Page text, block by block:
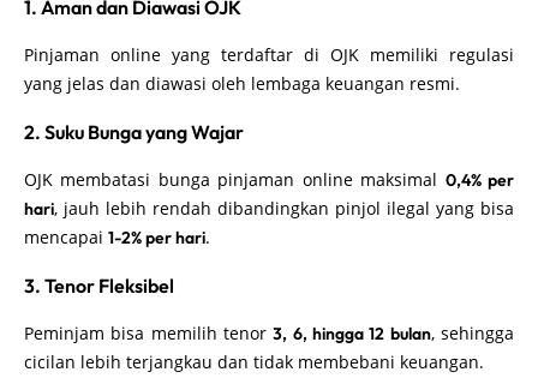
1. Aman dan Diawasi OJK
Pinjaman online yang terdaftar di OJK memiliki regulasi
yang jelas dan diawasi oleh lembaga keuangan resmi.
2. Suku Bunga yang Wajar
OJK membatasi bunga pinjaman online maksimal 0,4% per
hari, jauh lebih rendah dibandingkan pinjol ilegal yang bisa
mencapai 1-2% per hari.
3. Tenor Fleksibel
Peminjam bisa memilih tenor3, 6, hingga 12 bulan, sehingga
cicilan lebih terjangkau dan tidak membebani keuangan.